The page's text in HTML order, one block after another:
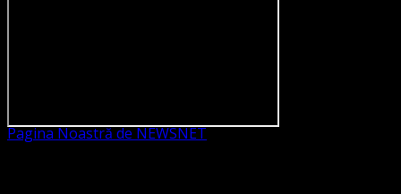
Pagina Noastră de NEWSNET